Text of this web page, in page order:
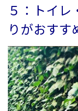
５：トイレ
りがおすす